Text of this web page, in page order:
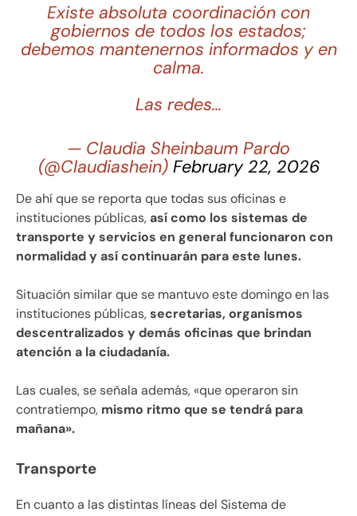
Existe absoluta coordinación con
gobiernos de todos los estados;
debemos mantenernos informados y en
calma.
Las redes…
— Claudia Sheinbaum Pardo
(@Claudiashein) February 22, 2026
De ahí que se reporta que todas sus oficinas e
instituciones públicas,así como los sistemas de
transporte y servicios en general funcionaron con
normalidad y así continuarán para este lunes.
Situación similar que se mantuvo este domingo en las
instituciones públicas,secretarias, organismos
descentralizados y demás oficinas que brindan
atención a la ciudadanía.
Las cuales, se señala además, «que operaron sin
contratiempo, mismo ritmo que se tendrá para
mañana».
Transporte
En cuanto a las distintas líneas del Sistema de